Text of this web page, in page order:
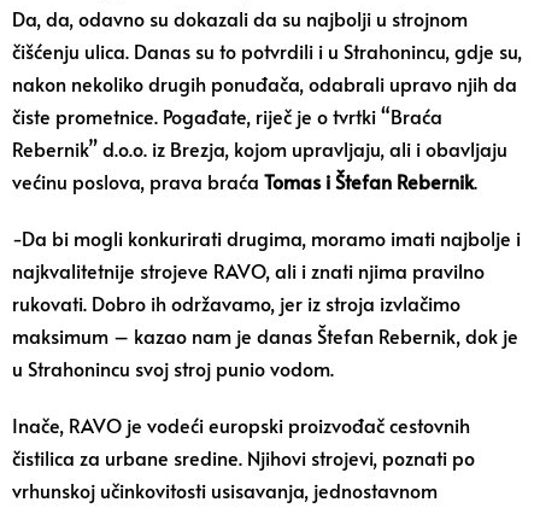
Da, da, odavno su dokazali da su najbolji u strojnom
čišćenju ulica. Danas su to potvrdili i u Strahonincu, gdje su,
nakon nekoliko drugih ponuđača, odabrali upravo njih da
čiste prometnice. Pogađate, riječ je o tvrtki “Braća
Rebernik” d.o.o. iz Brezja, kojom upravljaju, ali i obavljaju
većinu poslova, prava braća Tomas i Štefan Rebernik.
-Da bi mogli konkurirati drugima, moramo imati najbolje i
najkvalitetnije strojeve RAVO, ali i znati njima pravilno
rukovati. Dobro ih održavamo, jer iz stroja izvlačimo
maksimum – kazao nam je danas Štefan Rebernik, dok je
u Strahonincu svoj stroj punio vodom.
Inače, RAVO je vodeći europski proizvođač cestovnih
čistilica za urbane sredine. Njihovi strojevi, poznati po
vrhunskoj učinkovitosti usisavanja, jednostavnom